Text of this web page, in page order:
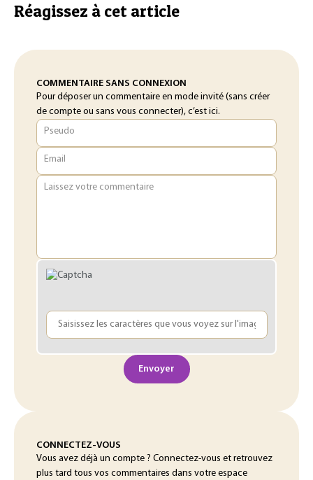
Réagissez à cet article
COMMENTAIRE SANS CONNEXION
Pour déposer un commentaire en mode invité (sans créer
de compte ou sans vous connecter), c’est ici.
Pseudo
Email
Laissez votre commentaire
Envoyer
CONNECTEZ-VOUS
Vous avez déjà un compte ? Connectez-vous et retrouvez
plus tard tous vos commentaires dans votre espace